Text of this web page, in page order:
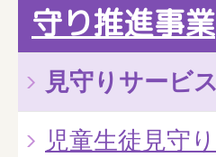
守り推進事業
見守りサービ
児童生徒見守